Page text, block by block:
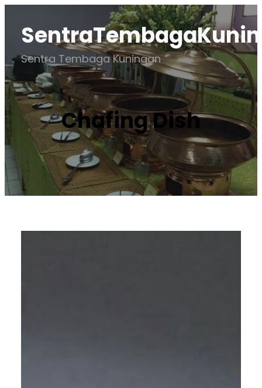
konten
Sentra Tembaga Kuningan
Chafing Dish